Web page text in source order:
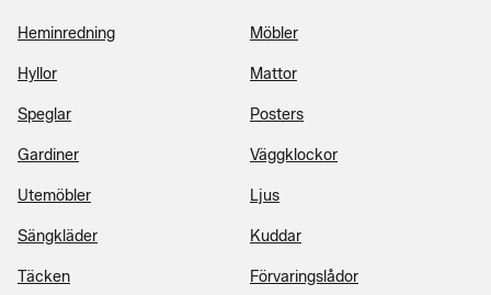
Heminredning Möbler
Hyllor Mattor
Speglar Posters
Gardiner Väggklockor
Utemöbler Ljus
Sängkläder Kuddar
Täcken Förvaringslådor